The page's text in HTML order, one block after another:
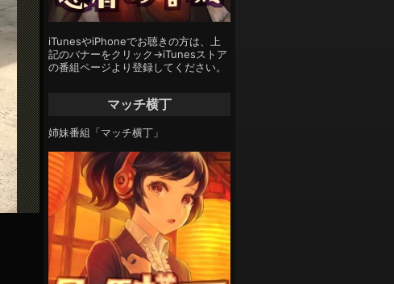
iTunesやiPhoneでお聴きの方は、上
記のバナーをクリック→iTunesストア
の番組ページより登録してください。
マッチ横丁
姉妹番組「マッチ横丁」